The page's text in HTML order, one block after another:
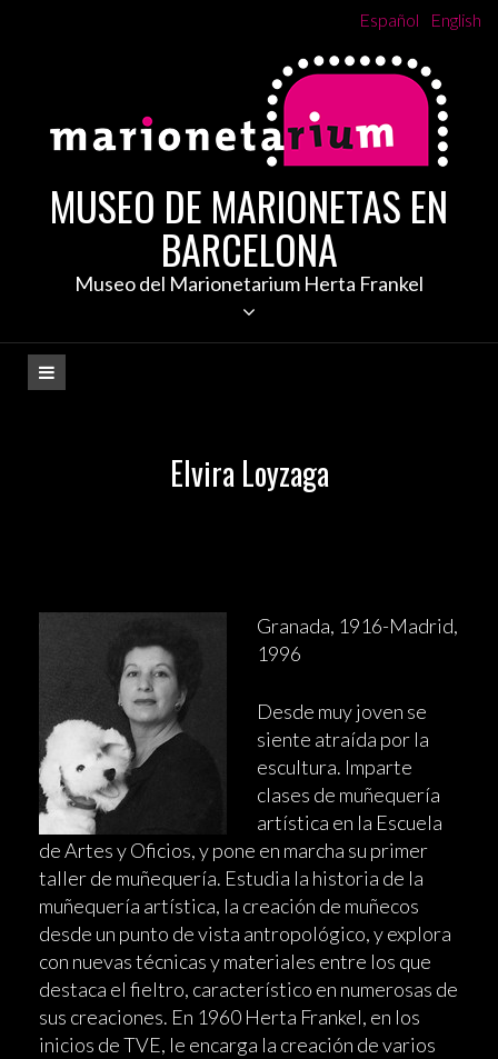
Español English
MUSEO DE MARIONETAS EN
BARCELONA
Museo del Marionetarium Herta Frankel
Elvira Loyzaga
Granada, 1916-Madrid,
1996
Desde muy joven se
siente atraída por la
escultura. Imparte
clases de muñequería
artística en la Escuela
de Artes y Oficios, y pone en marcha su primer
taller de muñequería. Estudia la historia de la
muñequería artística, la creación de muñecos
desde un punto de vista antropológico, y explora
con nuevas técnicas y materiales entre los que
destaca el fieltro, característico en numerosas de
sus creaciones. En 1960 Herta Frankel, en los
inicios de TVE, le encarga la creación de varios